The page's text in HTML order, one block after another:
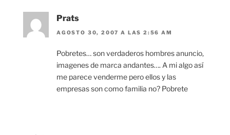
Prats
AGOSTO 30, 2007 A LAS 2:56 AM
Pobretes… son verdaderos hombres anuncio,
imagenes de marca andantes…. A mi algo así
me parece venderme pero ellos y las
empresas son como familia no? Pobrete